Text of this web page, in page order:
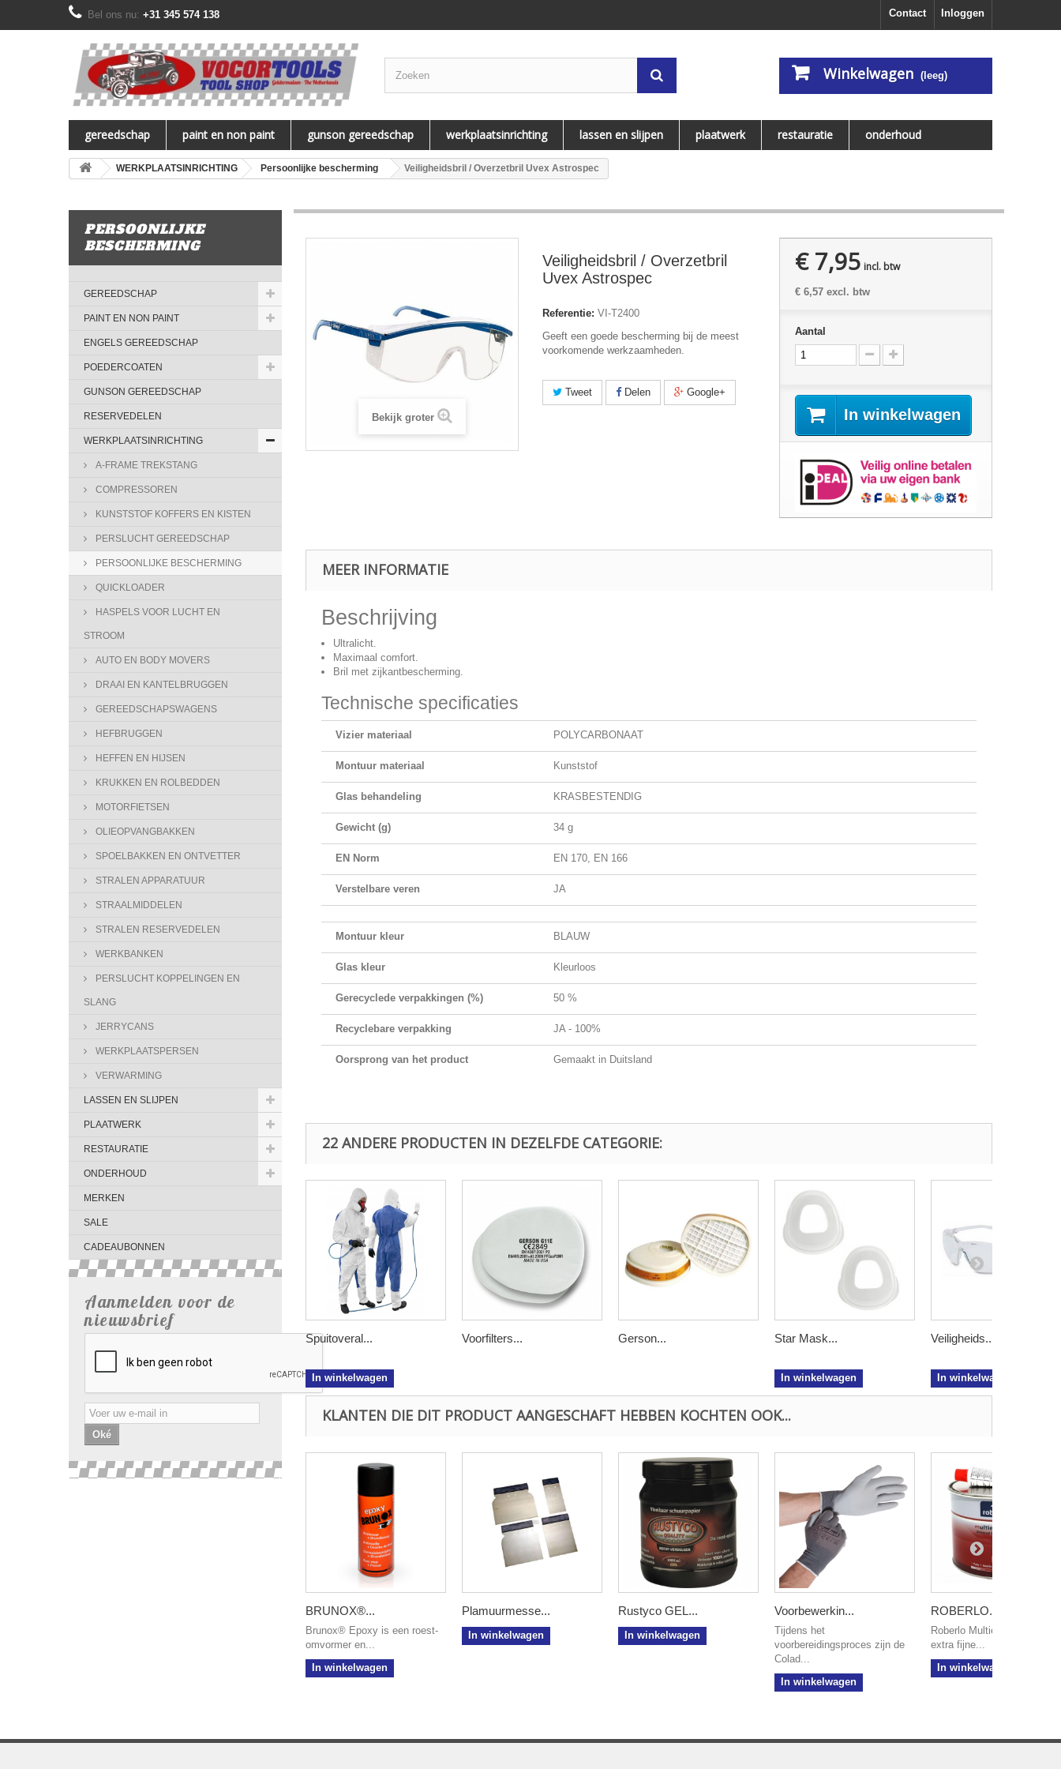
Inloggen
Contact
Bel ons nu: +31 345 574 138
Winkelwagen (leeg)
gereedschap paint en non paint gunson gereedschap werkplaatsinrichting lassen en slijpen plaatwerk restauratie onderhoud
WERKPLAATSINRICHTING Persoonlijke bescherming Veiligheidsbril / Overzetbril Uvex Astrospec
PERSOONLIJKE
BESCHERMING
GEREEDSCHAP
PAINT EN NON PAINT
ENGELS GEREEDSCHAP
POEDERCOATEN
GUNSON GEREEDSCHAP
RESERVEDELEN
WERKPLAATSINRICHTING
A-FRAME TREKSTANG
COMPRESSOREN
KUNSTSTOF KOFFERS EN KISTEN
PERSLUCHT GEREEDSCHAP
PERSOONLIJKE BESCHERMING
QUICKLOADER
HASPELS VOOR LUCHT EN
STROOM
AUTO EN BODY MOVERS
DRAAI EN KANTELBRUGGEN
GEREEDSCHAPSWAGENS
HEFBRUGGEN
HEFFEN EN HIJSEN
KRUKKEN EN ROLBEDDEN
MOTORFIETSEN
OLIEOPVANGBAKKEN
SPOELBAKKEN EN ONTVETTER
STRALEN APPARATUUR
STRAALMIDDELEN
STRALEN RESERVEDELEN
WERKBANKEN
PERSLUCHT KOPPELINGEN EN
SLANG
JERRYCANS
WERKPLAATSPERSEN
VERWARMING
LASSEN EN SLIJPEN
PLAATWERK
RESTAURATIE
ONDERHOUD
MERKEN
SALE
CADEAUBONNEN
Aanmelden voor de
nieuwsbrief
Oké
Bekijk groter
Veiligheidsbril / Overzetbril
Uvex Astrospec
Referentie: VI-T2400
Geeft een goede bescherming bij de meest
voorkomende werkzaamheden.
Tweet Delen Google+
€ 7,95 incl. btw
€ 6,57 excl. btw
Aantal
In winkelwagen
MEER INFORMATIE
Beschrijving
Ultralicht.
Maximaal comfort.
Bril met zijkantbescherming.
Technische specificaties
Vizier materiaal POLYCARBONAAT
Montuur materiaal Kunststof
Glas behandeling KRASBESTENDIG
Gewicht (g) 34 g
EN Norm EN 170, EN 166
Verstelbare veren JA
Montuur kleur BLAUW
Glas kleur Kleurloos
Gerecyclede verpakkingen (%) 50 %
Recyclebare verpakking JA - 100%
Oorsprong van het product Gemaakt in Duitsland
22 ANDERE PRODUCTEN IN DEZELFDE CATEGORIE:
Spuitoveral...
In winkelwagen
Voorfilters... Gerson... Star Mask...
In winkelwagen
Veiligheids...
In winkelwagen
KLANTEN DIE DIT PRODUCT AANGESCHAFT HEBBEN KOCHTEN OOK...
BRUNOX®...
Brunox® Epoxy is een roest-
omvormer en...
In winkelwagen
Plamuurmesse...
In winkelwagen
Rustyco GEL...
In winkelwagen
Voorbewerkin...
Tijdens het
voorbereidingsproces zijn de
Colad...
In winkelwagen
ROBERLO...
Roberlo Multiextender is een
extra fijne...
In winkelwagen